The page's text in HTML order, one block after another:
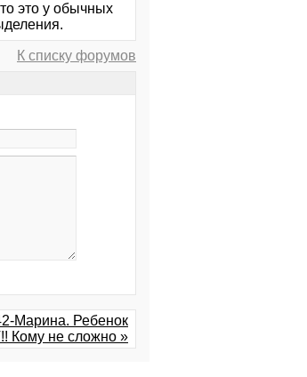
это у обычных
К списку форумов
Марина. Ребенок
Кому не сложно »